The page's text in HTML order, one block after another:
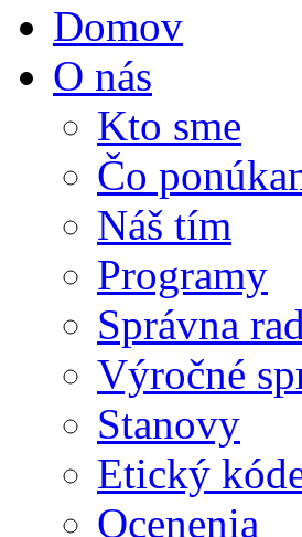
Domov
O nás
Kto sme
Čo
Náš tím
Programy
Správna
Výročné
Stanovy
Etický
Ocenenia